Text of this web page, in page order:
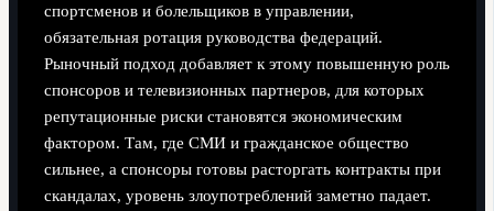
спортсменов и болельщиков в управлении,
обязательная ротация руководства федераций.
Рыночный подход добавляет к этому повышенную роль
спонсоров и телевизионных партнеров, для которых
репутационные риски становятся экономическим
фактором. Там, где СМИ и гражданское общество
сильнее, а спонсоры готовы расторгать контракты при
скандалах, уровень злоупотреблений заметно падает.